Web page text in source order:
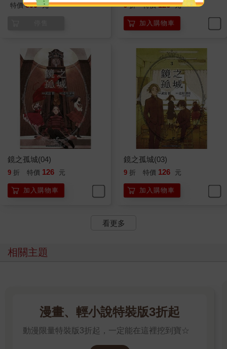
特價 399 元 9 折 特價 126 元
加入購物車
鏡之孤城(04)
9 折 特價 126 元
加入購物車
鏡之孤城(03)
9 折 特價 126 元
加入購物車
看更多
相關主題
漫畫、輕小說特裝版3折起
動漫限量特裝版3折起，一定能在這裡挖到寶☆